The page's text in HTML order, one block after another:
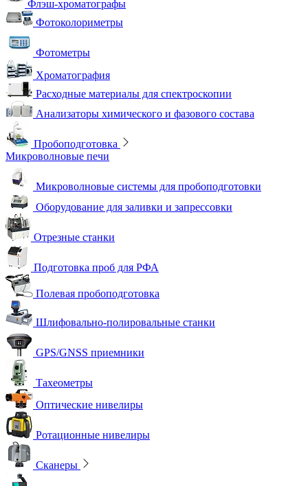
Флэш-хроматографы
Фотоколориметры
Фотометры
Хроматография
Расходные материалы для спектроскопии
Анализаторы химического и фазового состава
Пробоподготовка
Микроволновые печи
Микроволновые системы для пробоподготовки
Оборудование для заливки и запрессовки
Отрезные станки
Подготовка проб для РФА
Полевая пробоподготовка
Шлифовально-полировальные станки
GPS/GNSS приемники
Тахеометры
Оптические нивелиры
Ротационные нивелиры
Сканеры